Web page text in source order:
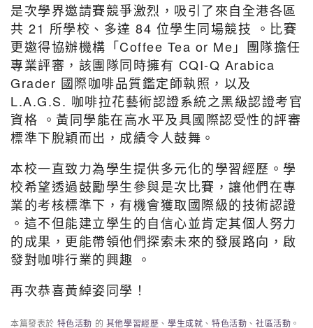
是次學界邀請賽競爭激烈，吸引了來自全港各區
共 21 所學校、多達 84 位學生同場競技 。比賽
更邀得協辦機構「Coffee Tea or Me」團隊擔任
專業評審，該團隊同時擁有 CQI-Q Arabica
Grader 國際咖啡品質鑑定師執照，以及
L.A.G.S. 咖啡拉花藝術認證系統之黑級認證考官
資格 。黃同學能在高水平及具國際認受性的評審
標準下脫穎而出，成績令人鼓舞。
本校一直致力為學生提供多元化的學習經歷。學
校希望透過鼓勵學生參與是次比賽，讓他們在專
業的考核標準下，有機會獲取國際級的技術認證
。這不但能建立學生的自信心並肯定其個人努力
的成果，更能帶領他們探索未來的發展路向，啟
發對咖啡行業的興趣 。
再次恭喜黃綽姿同學！
本篇發表於 特色活動 的 其他學習經歷 、學生成就 、特色活動 、社區活動 。